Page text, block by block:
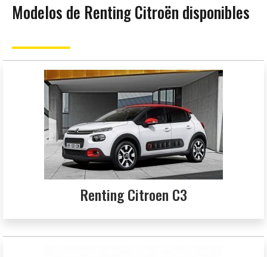
Modelos de Renting Citroën disponibles
Renting Citroen C3